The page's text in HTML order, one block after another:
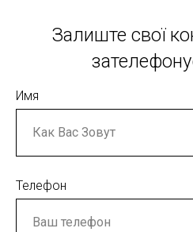
Залиште свої
Имя
Телефон